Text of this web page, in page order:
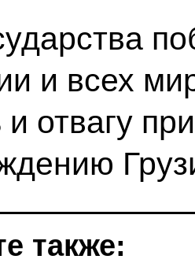
и всех
и отвагу
также: